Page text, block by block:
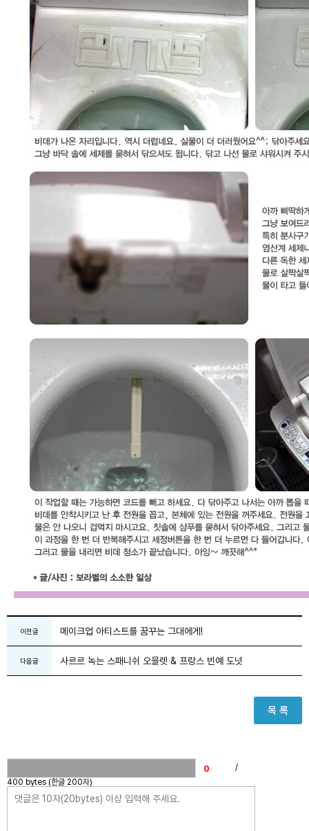
이전글 메이크업 아티스트를 꿈꾸는 그대에게!
다음글 사르르 녹는 스패니쉬 오믈렛 & 프랑스 빈예 도넛
목 록
/
400 bytes (한글 200자)